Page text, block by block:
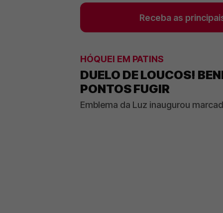
Receba as
HÓQUEI EM PATINS
DUELO DE LOUCOS!
PONTOS FUGIR
Emblema da Luz inaugurou